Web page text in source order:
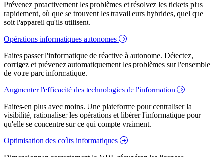
Prévenez proactivement les problèmes et résolvez les tickets plus
rapidement, où que se trouvent les travailleurs hybrides, quel que
soit l'appareil qu'ils utilisent.
Opérations informatiques autonomes
Faites passer l'informatique de réactive à autonome. Détectez,
corrigez et prévenez automatiquement les problèmes sur l'ensemble
de votre parc informatique.
Augmenter l'efficacité des technologies de l'information
Faites-en plus avec moins. Une plateforme pour centraliser la
visibilité, rationaliser les opérations et libérer l'informatique pour
qu'elle se concentre sur ce qui compte vraiment.
Optimisation des coûts informatiques